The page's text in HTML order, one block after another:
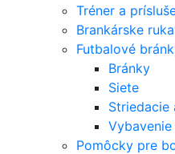
Tréner a
Brankárske
Futbalové
Bránky
Siete
Striedacie
Vybavenie
Pomôcky pre